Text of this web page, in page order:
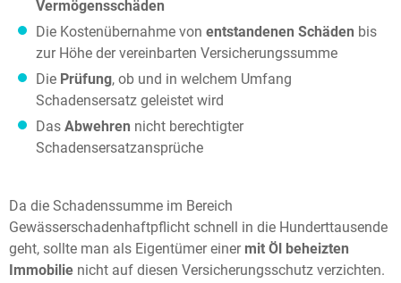
Vermögensschäden
Die Kostenübernahme von entstandenen Schäden bis
zur Höhe der vereinbarten Versicherungssumme
Die Prüfung, ob und in welchem Umfang
Schadensersatz geleistet wird
Das Abwehren nicht berechtigter
Schadensersatzansprüche
Da die Schadenssumme im Bereich
Gewässerschadenhaftpflicht schnell in die Hunderttausende
geht, sollte man als Eigentümer einer mit Öl beheizten
Immobilie nicht auf diesen Versicherungsschutz verzichten.